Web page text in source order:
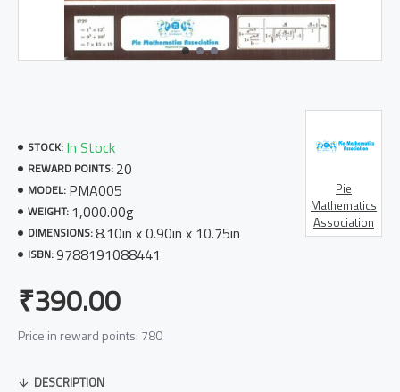
STOCK: In Stock
REWARD POINTS: 20
MODEL: PMA005
WEIGHT: 1,000.00g
DIMENSIONS:8.10in x 0.90in x 10.75in
ISBN:9788191088441
Pie
Mathematics
Association
₹390.00
Price in reward points: 780
DESCRIPTION